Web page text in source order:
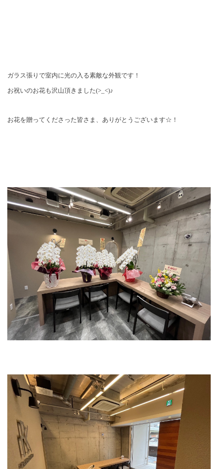
ガラス張りで室内に光の入る素敵な外観です！
お祝いのお花も沢山頂きました(>_<)♪
お花を贈ってくださった皆さま、ありがとうございます☆！